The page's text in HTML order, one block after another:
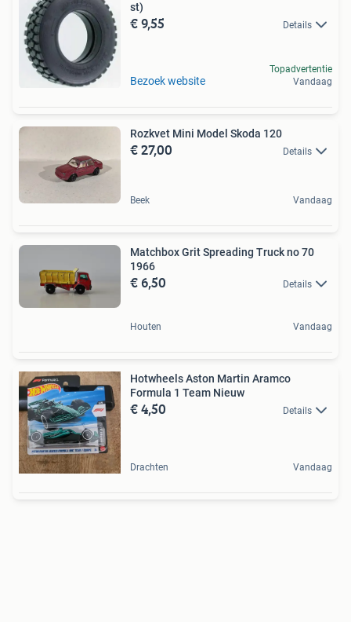
st)
€ 9,55 Details
Bezoek website
Topadvertentie
Vandaag
Rozkvet Mini Model Skoda 120
€ 27,00 Details
Beek Vandaag
Matchbox Grit Spreading Truck no 70
1966
€ 6,50 Details
Houten Vandaag
Hotwheels Aston Martin Aramco
Formula 1 Team Nieuw
€ 4,50 Details
Drachten Vandaag